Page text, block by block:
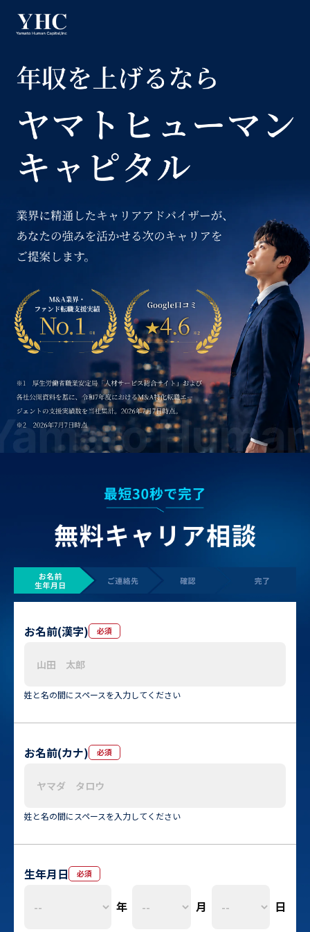
お名前(漢字) 必須
姓と名の間にスペースを入力してください
お名前(カナ) 必須
姓と名の間にスペースを入力してください
生年月日 必須
年 月 日